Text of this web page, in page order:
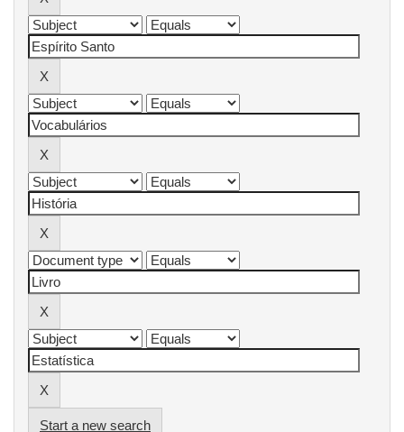
Start a new search